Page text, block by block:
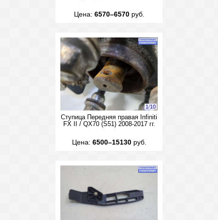
Цена: 6570–6570руб.
1/10
Ступица Передняя правая Infiniti
FX II / QX70 (S51) 2008-2017 гг.
Цена: 6500–15130руб.